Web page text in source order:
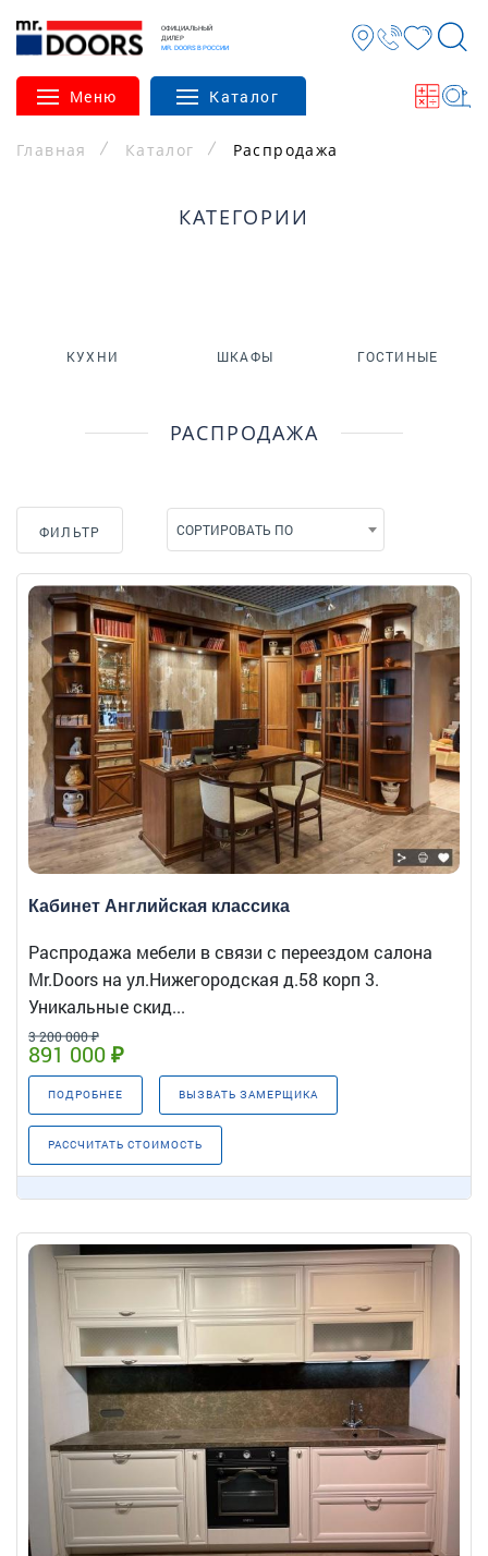
ОФИЦИАЛЬНЫЙ
ДИЛЕР
MR. DOORS В РОССИИ
Меню Каталог
Главная Каталог Распродажа
КАТЕГОРИИ
КУХНИ ШКАФЫ ГОСТИНЫЕ
РАСПРОДАЖА
ФИЛЬТР СОРТИРОВАТЬ ПО
Кабинет Английская классика
Распродажа мебели в связи с переездом салона
Mr.Doors на ул.Нижегородская д.58 корп 3.
Уникальные скид...
3 200 000 ₽
891 000 ₽
ПОДРОБНЕЕ ВЫЗВАТЬ ЗАМЕРЩИКА
РАССЧИТАТЬ СТОИМОСТЬ